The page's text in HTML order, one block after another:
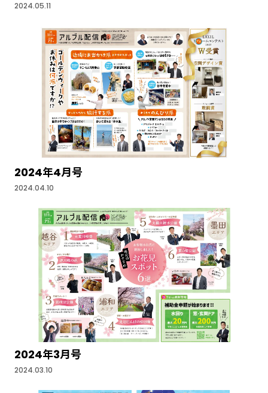
2024.05.11
2024年4月号
2024.04.10
2024年3月号
2024.03.10